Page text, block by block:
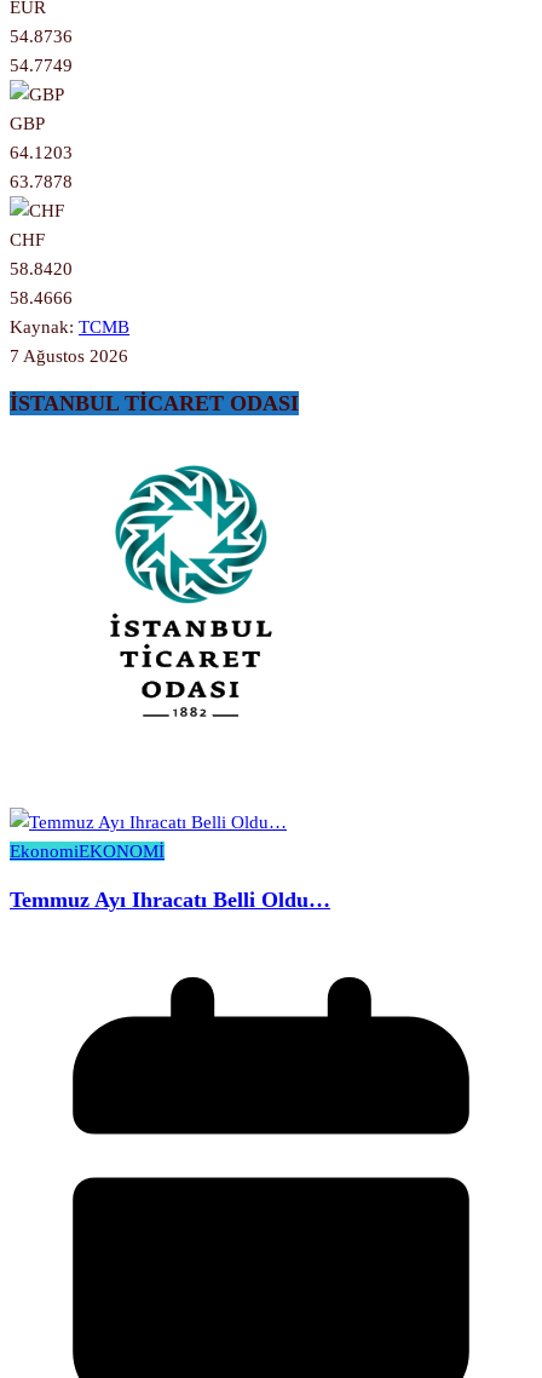
EUR
54.8736
54.7749
GBP
64.1203
63.7878
CHF
58.8420
58.4666
Kaynak: TCMB
7 Ağustos 2026
İSTANBUL TİCARET ODASI
EkonomiEKONOMİ
Temmuz Ayı Ihracatı Belli Oldu…